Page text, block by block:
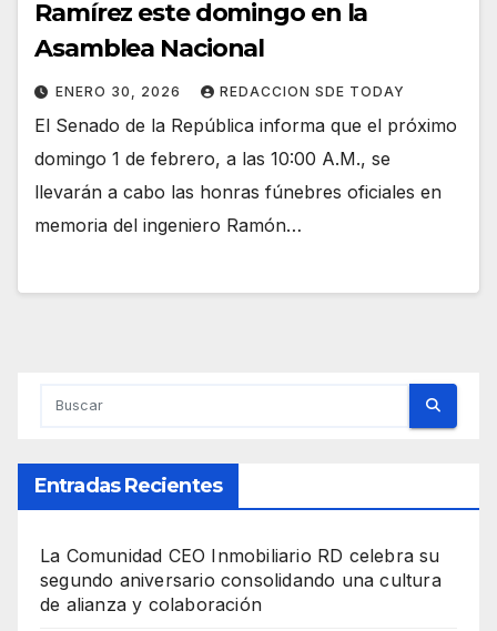
Ramírez este domingo en la
Asamblea Nacional
ENERO 30, 2026 REDACCION SDE TODAY
El Senado de la República informa que el próximo
domingo 1 de febrero, a las 10:00 A.M., se
llevarán a cabo las honras fúnebres oficiales en
memoria del ingeniero Ramón…
Entradas Recientes
La Comunidad CEO Inmobiliario RD celebra su
segundo aniversario consolidando una cultura
de alianza y colaboración